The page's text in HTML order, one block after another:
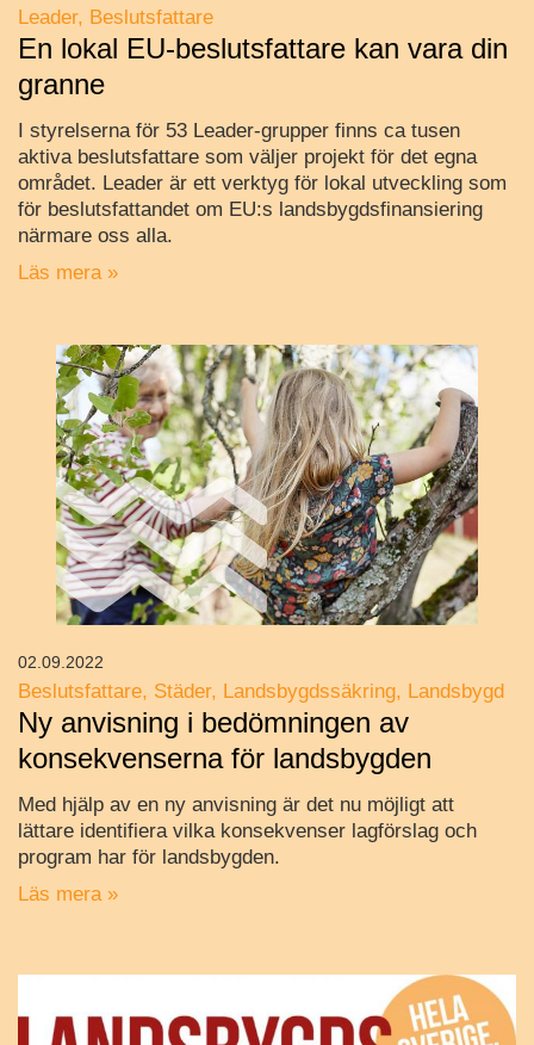
Leader Beslutsfattare
En lokal EU-beslutsfattare kan vara din
granne
I styrelserna för 53 Leader-grupper finns ca tusen
aktiva beslutsfattare som väljer projekt för det egna
området. Leader är ett verktyg för lokal utveckling som
för beslutsfattandet om EU:s landsbygdsfinansiering
närmare oss alla.
Läs mera »
Beslutsfattare Städer Landsbygdssäkring Landsbygd
Ny anvisning i bedömningen av
konsekvenserna för landsbygden
Med hjälp av en ny anvisning är det nu möjligt att
lättare identifiera vilka konsekvenser lagförslag och
program har för landsbygden.
Läs mera »
02.09.2022